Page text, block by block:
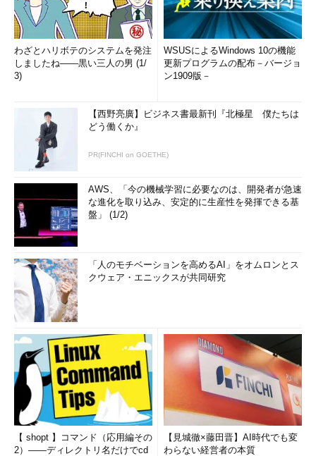
わざとハリボテのシステムを発注
しましたね――黒い三人の男 (1/
3)
WSUSによるWindows 10の機能
更新プログラムの配布－バージョ
ン1909版－
【西野亮廣】ビジネス書最新刊『北極星 僕たちは
どう働くか』
PR(FINCHI on GOETHE)
AWS、「今の機械学習に必要なのは、開発者が急速
な進化を取り込み、安定的に生産性を発揮できる基
盤」 (1/2)
「人のモチベーションを高めるAI」をオムロンとス
クウェア・エニックスが共同研究
【 shopt 】コマンド（応用編その
2）――ディレクトリ名だけでcd
【見城徹×藤田晋】AI時代でも変
わらない経営者の本質